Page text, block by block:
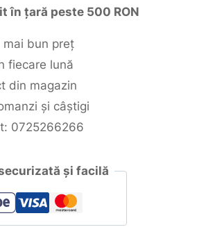
în țară peste 500 RON
mai bun preț
fiecare lună
din magazin
și câștigi
0725266266
și facilă